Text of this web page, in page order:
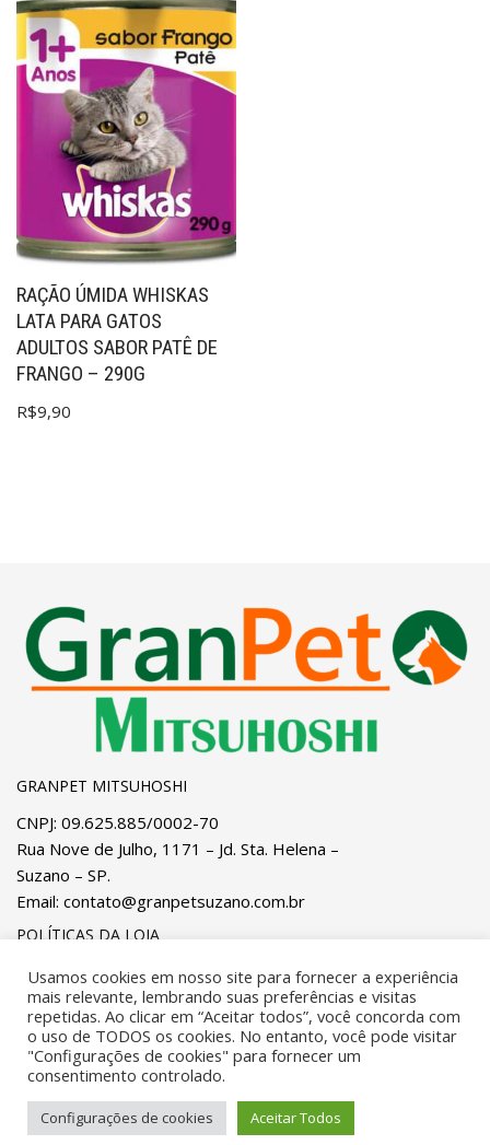
RAÇÃO ÚMIDA WHISKAS
LATA PARA GATOS
ADULTOS SABOR PATÊ DE
FRANGO – 290G
R$9,90
GRANPET MITSUHOSHI
CNPJ: 09.625.885/0002-70
Rua Nove de Julho, 1171 – Jd. Sta. Helena –
Suzano – SP.
Email: contato@granpetsuzano.com.br
POLÍTICAS DA LOJA
PrivacidadeeCookies
Pagamentos
Trocas, Devoluções e Reembolsos
Entregas
Desenvolvido porOSA IT Solutions. Todos os direitos
reservados.
Usamos cookies em nosso site para fornecer a experiência
mais relevante, lembrando suas preferências e visitas
repetidas. Ao clicar em “Aceitar todos”, você concorda com
o uso de TODOS os cookies. No entanto, você pode visitar
"Configurações de cookies" para fornecer um
consentimento controlado.
Configurações de cookies Aceitar Todos